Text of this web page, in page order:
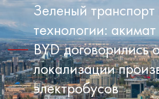
Зеленый
технологии:
BYD договорились
локализации
электробусов